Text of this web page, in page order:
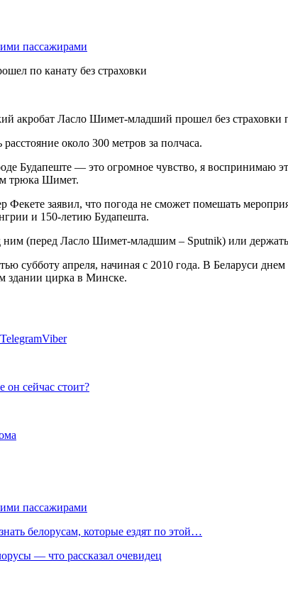
пассажирами
акробат Ласло Шимет-младший прошел без
около 300 метров за полчаса.
Будапеште — это огромное чувство, я воспринимаю
трюка Шимет.
Фекете заявил, что погода не сможет помешать
и 150-летию Будапешта.
(перед Ласло Шимет-младшим – Sputnik) или
субботу апреля, начиная с 2010 года. В Беларуси
здании цирка в Минске.
TelegramViber
сейчас стоит?
пассажирами
белорусам, которые ездят по этой…
— что рассказал очевидец